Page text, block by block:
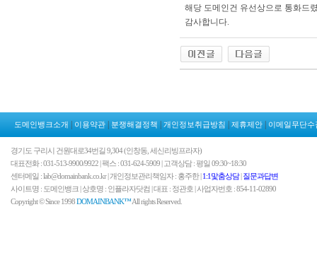
해당 도메인건 유선상으로 통화드
감사합니다.
도메인뱅크소개 이용약관 분쟁해결정책 개인정보취급방침 제휴제안 이메일무단수
경기도 구리시 건원대로34번길 9,304 (인창동, 세신리빙프라자)
대표전화 : 031-513-9900/9922 | 팩스 : 031-624-5909 | 고객상담 : 평일 09:30~18:30
센터메일 : lab@domainbank.co.kr | 개인정보관리책임자 : 홍주한 |1:1맟춤상담|질문과답변
사이트명 : 도메인뱅크 | 상호명 : 인플라자닷컴 | 대표 : 정관호 | 사업자번호 : 854-11-02890
Copyright © Since 1998DOMAINBANK™All rights Reserved.